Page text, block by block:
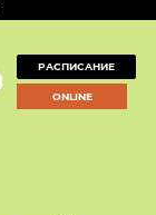
РАСПИСАНИЕ
ONLINE